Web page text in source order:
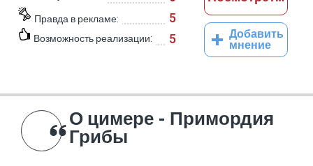
Правда в рекламе: 5
Возможность реализации: 5 Добавить
мнение
О цимере - Примордия
Грибы